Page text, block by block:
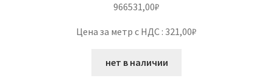
966531,00₽
Цена за метр с НДС : 321,00₽
нет в наличии